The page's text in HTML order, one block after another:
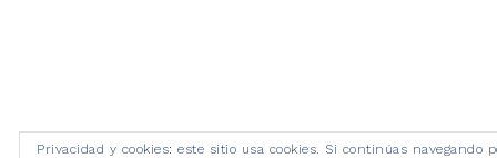
Privacidad y cookies: este sitio usa cookies. Si continúas navegando